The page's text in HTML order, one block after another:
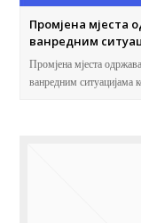
Промјена мјеста
ванредним
Промјена мјеста
ванредним